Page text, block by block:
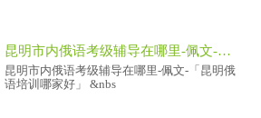
昆明市内俄语考级辅导在哪里-佩文-「昆明俄语培训哪家好」
昆明市内俄语考级辅导在哪里-佩文-「昆明俄
语培训哪家好」 &nbs